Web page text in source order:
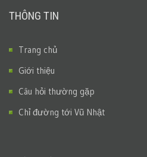
THÔNG TIN
Trang chủ
Giới thiệu
Câu hỏi thường gặp
Chỉ đường tới Vũ Nhật